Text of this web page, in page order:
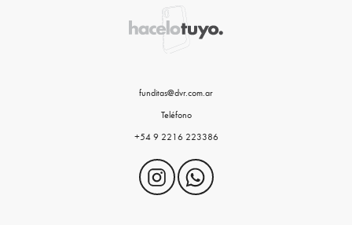
funditas@dvr.com.ar
Teléfono
+54 9 2216 223386